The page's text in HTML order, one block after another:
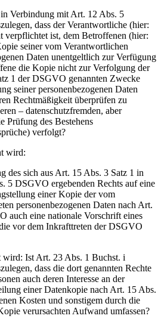
Verbindung mit Art. 12 Abs. 5
dass der Verantwortliche (hier:
verpflichtet ist, dem Betroffenen (hier:
seiner vom Verantwortlichen
Daten unentgeltlich zur Verfügung
die Kopie nicht zur Verfolgung der
1 der DSGVO genannten Zwecke
seiner personenbezogenen Daten
Rechtmäßigkeit überprüfen zu
– datenschutzfremden, aber
Prüfung des Bestehens
verfolgt?
wird:
des sich aus Art. 15 Abs. 3 Satz 1 in
5 DSGVO ergebenden Rechts auf eine
einer Kopie der vom
personenbezogenen Daten nach Art.
auch eine nationale Vorschrift eines
vor dem Inkrafttreten der DSGVO
wird: Ist Art. 23 Abs. 1 Buchst. i
dass die dort genannten Rechte
auch deren Interesse an der
einer Datenkopie nach Art. 15 Abs.
Kosten und sonstigem durch die
verursachten Aufwand umfassen?